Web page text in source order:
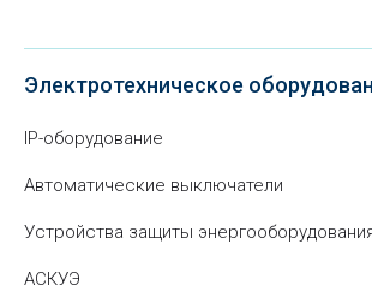
Электротехническое
IP-оборудование
Автоматические выключатели
Устройства защиты
АСКУЭ